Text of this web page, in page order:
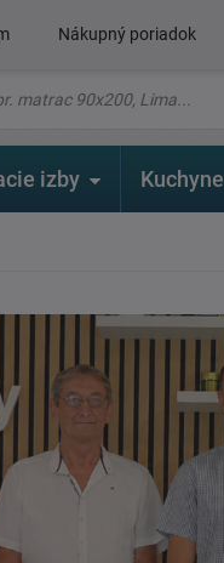
Nákupný poriadok
izby Kuchyne